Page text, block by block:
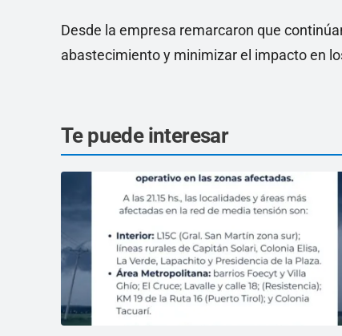
Desde la empresa remarcaron que
abastecimiento y minimizar el impacto en
Te puede interesar